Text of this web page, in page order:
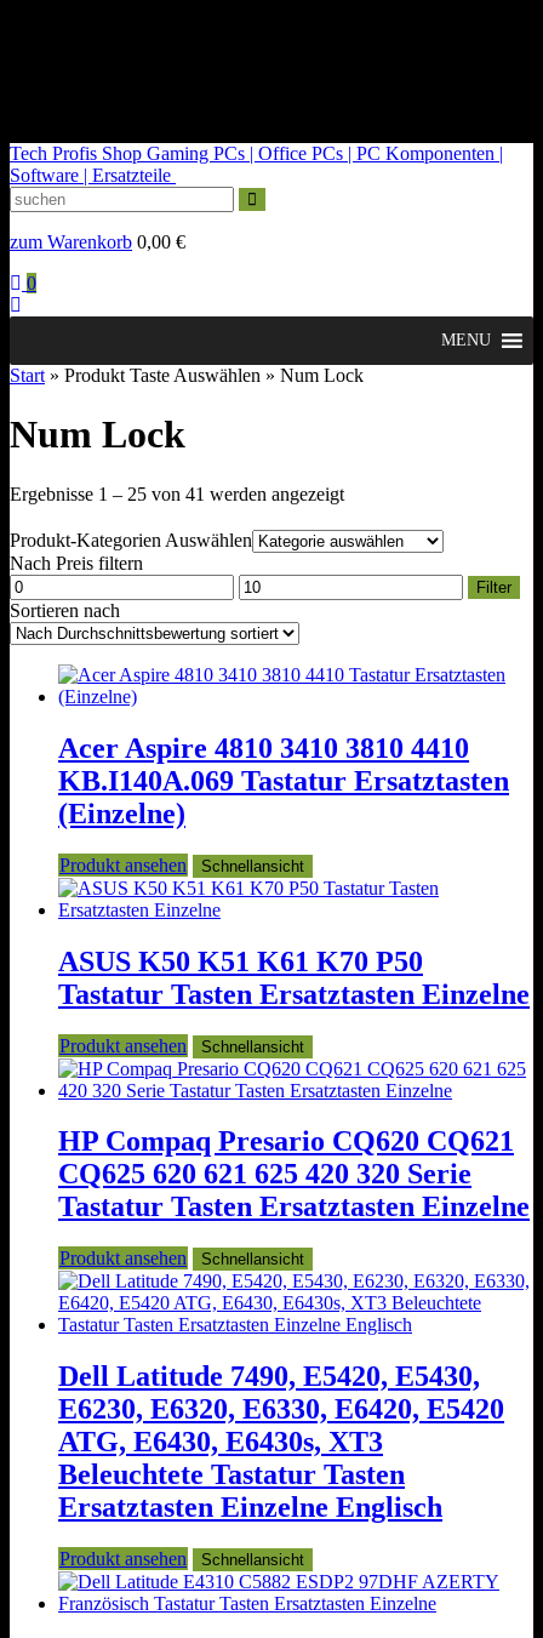
Tech Profis Shop Gaming PCs | Office PCs | PC Komponenten |
Software | Ersatzteile
zum Warenkorb 0,00 €
0
MENU
Start » Produkt Taste Auswählen » Num Lock
Num Lock
Ergebnisse 1 – 25 von 41 werden angezeigtNach
sortiert
Produkt-Kategorien Auswählen
Nach Preis filtern
Min.
Preis
Max.
Preis
Filter
Sortieren nach
Acer Aspire 4810 3410 3810 4410
KB.I140A.069 Tastatur Ersatztasten
(Einzelne)
Produkt ansehen Schnellansicht
ASUS K50 K51 K61 K70 P50
Tastatur Tasten Ersatztasten Einzelne
Produkt ansehen Schnellansicht
HP Compaq Presario CQ620 CQ621
CQ625 620 621 625 420 320 Serie
Tastatur Tasten Ersatztasten Einzelne
Produkt ansehen Schnellansicht
Dell Latitude 7490, E5420, E5430,
E6230, E6320, E6330, E6420, E5420
ATG, E6430, E6430s, XT3
Beleuchtete Tastatur Tasten
Ersatztasten Einzelne Englisch
Produkt ansehen Schnellansicht